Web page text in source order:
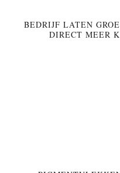
BEDRIJF LATEN
DIRECT MEER